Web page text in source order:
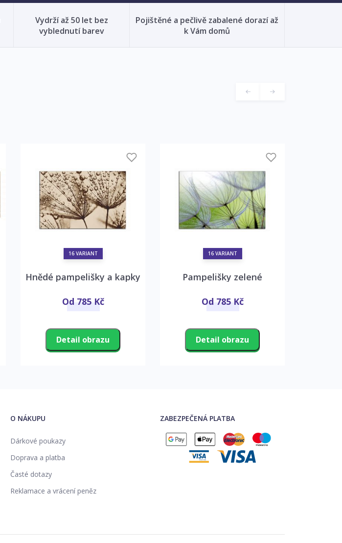
Vydrží až 50 let bez
vyblednutí barev
Pojištěné a pečlivě zabalené dorazí až
k Vám domů
16 VARIANT
Hnědé pampelišky a kapky
Od 785 Kč
Detail obrazu
16 VARIANT
Pampelišky zelené
Od 785 Kč
Detail obrazu
O NÁKUPU
Dárkové poukazy
Doprava a platba
Časté dotazy
Reklamace a vrácení peněz
ZABEZPEČENÁ PLATBA